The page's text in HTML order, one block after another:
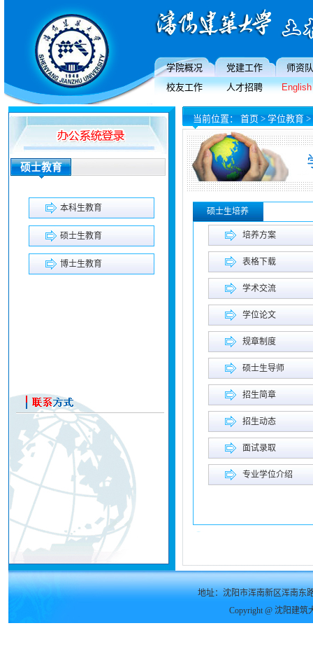
学院概况 党建工作
师资
校友工作
人才招聘 English
硕士教育
本科生教育
硕士生教育
博士生教育
当前位置： 首页> 学位教育>
硕士生培养
培养方案
表格下载
学术交流
学位论文
规章制度
硕士生导师
招生简章
招生动态
面试录取
专业学位介绍
地址：沈阳市浑南新区浑南
Copyright @ 沈阳建